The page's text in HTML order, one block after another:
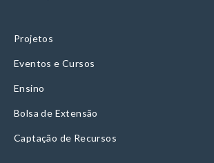
Projetos
Eventos e Cursos
Ensino
Bolsa de Extensão
Captação de Recursos